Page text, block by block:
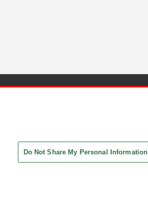
Do Not Share My Personal Information